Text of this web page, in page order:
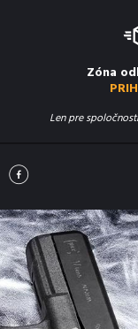
Zóna
Len pre